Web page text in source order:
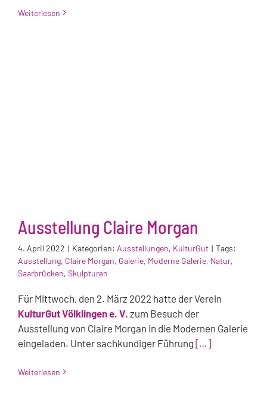
Weiterlesen
Ausstellung Claire Morgan
4. April 2022 | Kategorien: Ausstellungen, KulturGut | Tags:
Ausstellung, Claire Morgan, Galerie, Moderne Galerie, Natur,
Saarbrücken, Skulpturen
Für Mittwoch, den 2. März 2022 hatte der Verein
KulturGut Völklingen e. V. zum Besuch der
Ausstellung von Claire Morgan in die Modernen Galerie
eingeladen. Unter sachkundiger Führung […]
Weiterlesen